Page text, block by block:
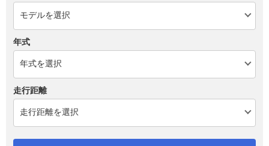
年式
走行距離